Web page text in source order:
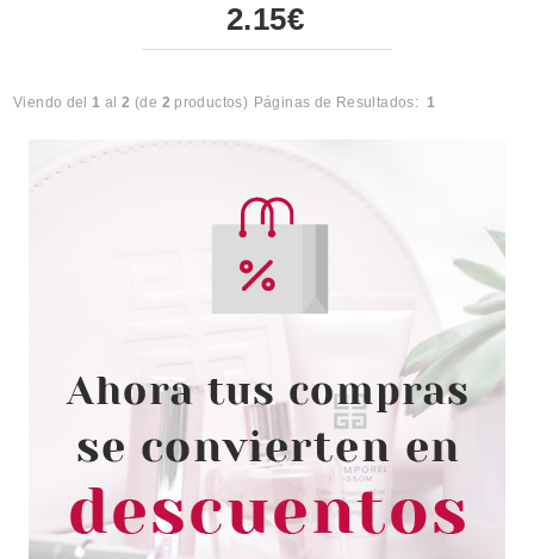
2.15€
Viendo del1 al2 (de 2 productos) Páginas de Resultados: 1